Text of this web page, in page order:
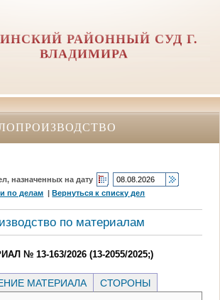
РАЙОННЫЙ СУД Г.
ВЛАДИМИРА
назначенных на дату
по делам |Вернуться к списку дел
по материалам
№ 13-163/2026 (13-2055/2025;)
МАТЕРИАЛА СТОРОНЫ